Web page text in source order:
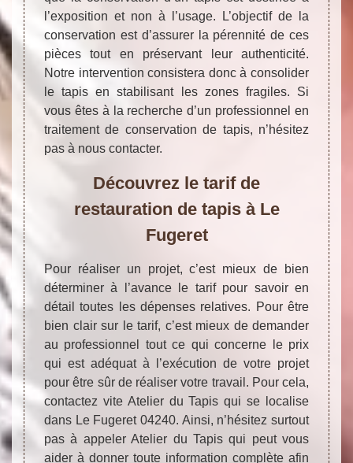
l’exposition et non à l’usage. L’objectif de la
conservation est d’assurer la pérennité de ces
pièces tout en préservant leur authenticité.
Notre intervention consistera donc à consolider
le tapis en stabilisant les zones fragiles. Si
vous êtes à la recherche d’un professionnel en
traitement de conservation de tapis, n’hésitez
pas à nous contacter.
Découvrez le tarif de
restauration de tapis à Le
Fugeret
Pour réaliser un projet, c’est mieux de bien
déterminer à l’avance le tarif pour savoir en
détail toutes les dépenses relatives. Pour être
bien clair sur le tarif, c’est mieux de demander
au professionnel tout ce qui concerne le prix
qui est adéquat à l’exécution de votre projet
pour être sûr de réaliser votre travail. Pour cela,
contactez vite Atelier du Tapis qui se localise
dans Le Fugeret 04240. Ainsi, n’hésitez surtout
pas à appeler Atelier du Tapis qui peut vous
aider à donner toute information complète afin